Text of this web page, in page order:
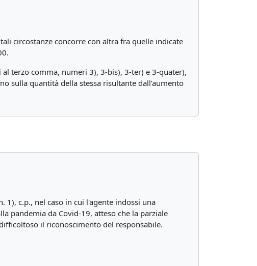
circostanze concorre con altra fra quelle indicate
terzo comma, numeri 3), 3-bis), 3-ter) e 3-quater),
sulla quantità della stessa risultante dall’aumento
c.p., nel caso in cui l'agente indossi una
pandemia da Covid-19, atteso che la parziale
il riconoscimento del responsabile.